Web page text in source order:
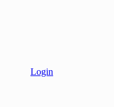
Login